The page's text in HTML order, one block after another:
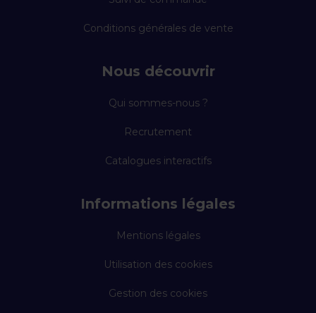
Conditions générales de vente
Nous découvrir
Qui sommes-nous ?
Recrutement
Catalogues interactifs
Informations légales
Mentions légales
Utilisation des cookies
Gestion des cookies